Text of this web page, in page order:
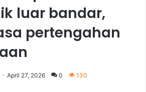
luar bandar,
pertengahan
April 27, 2026 0 130